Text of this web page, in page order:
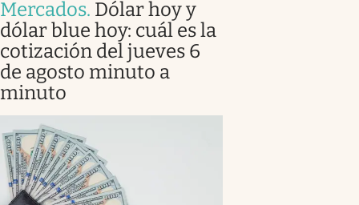
Mercados. Dólar hoy y
dólar blue hoy: cuál es la
cotización del jueves 6
de agosto minuto a
minuto